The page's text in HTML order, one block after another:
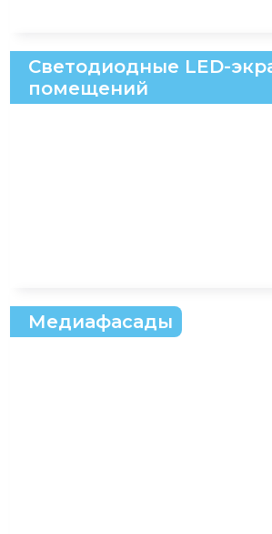
Светодиодные LED-
помещений
Медиафасады